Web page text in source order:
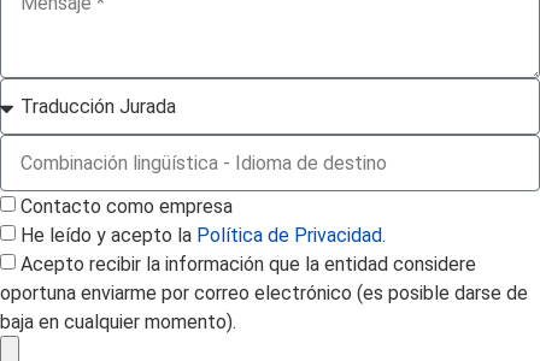
Contacto como empresa
He leído y acepto la Política de Privacidad.
Acepto recibir la información que la entidad considere
oportuna enviarme por correo electrónico (es posible darse de
baja en cualquier momento).